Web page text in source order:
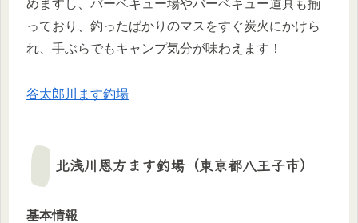
めますし、バーベキュー場やバーベキュー道具も揃
っており、釣ったばかりのマスをすぐ炭火にかけら
れ、手ぶらでもキャンプ気分が味わえます！
谷太郎川ます釣場
北浅川恩方ます釣場（東京都八王子市）
基本情報